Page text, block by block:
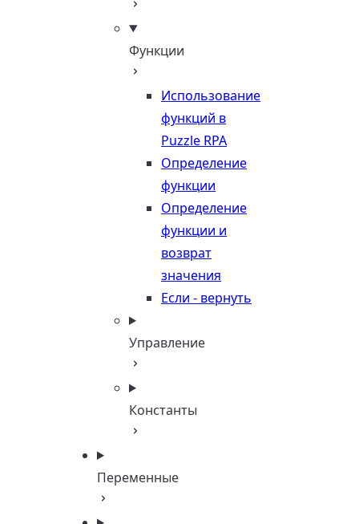
Функции
Использование
функций в
Puzzle RPA
Определение
функции
Определение
функции и
возврат
значения
Если - вернуть
Управление
Константы
Переменные